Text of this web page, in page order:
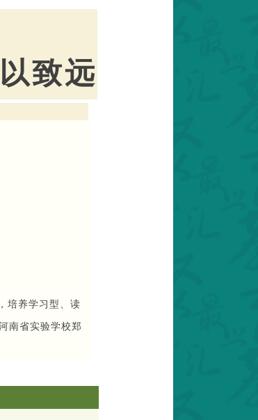
致远
培养学习型、读
南省实验学校郑